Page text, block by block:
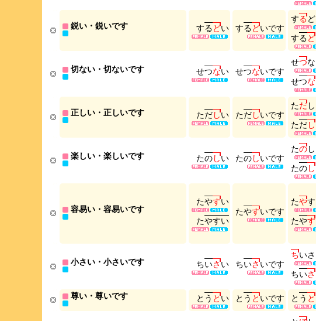
鋭い・鋭いです するどい するどいです
するど
するど
切ない・切ないです せつない せつないです
せつな
せつな
正しい・正しいです ただしい ただしいです
ただし
ただし
楽しい・楽しいです たのしい たのしいです
たのし
たのし
容易い・容易いです
たやすい
たやすい
たやすいです
たやす
たやす
小さい・小さいです ちいさい ちいさいです
ちいさ
ちいさ
尊い・尊いです と う とい と う といです と う と